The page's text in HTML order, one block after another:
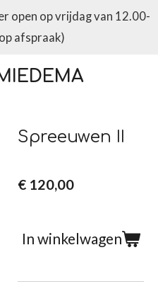
open op vrijdag van 12.00-
afspraak)
Spreeuwen II
€ 120,00
In winkelwagen